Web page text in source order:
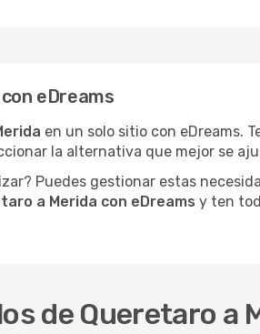
eDreams
en un solo sitio con eDreams.
la alternativa que mejor se
Puedes gestionar estas
a Merida con eDreams y ten
de Queretaro a